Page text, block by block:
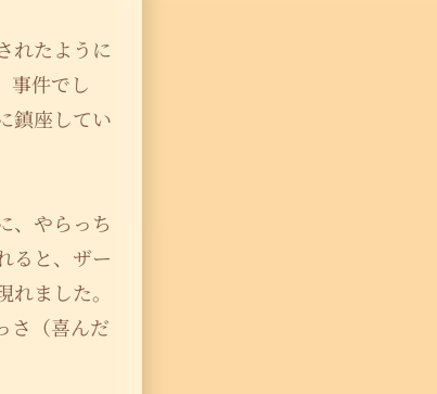
れたように
事件でし
鎮座してい
、やらっち
ると、ザー
ました。
さ（喜んだ